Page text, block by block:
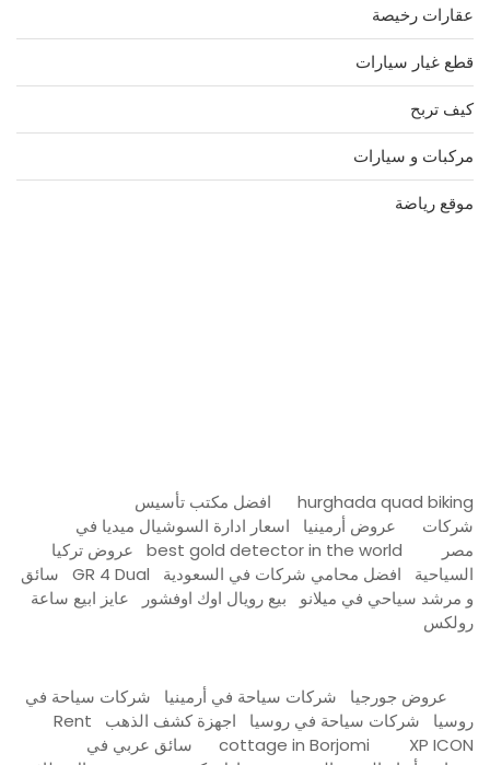
عقارات رخيصة
قطع غيار سيارات
كيف تربح
مركبات و سيارات
موقع رياضة
hurghada quad biking
افضل مكتب تأسيس
شركات
عروض أرمينيا
اسعار ادارة السوشيال ميديا في
مصر
best gold detector in the world
عروض تركيا
السياحية
افضل محامي شركات في السعودية GR 4 Dual
سائق
و مرشد سياحي في ميلانو
بيع رويال اوك اوفشور
عايز ابيع ساعة
رولكس
عروض جورجيا شركات سياحة في أرمينيا
شركات سياحة في
روسيا
شركات سياحة في روسيا اجهزة كشف الذهب
Rent
cottage in Borjomi
XP ICON
سائق عربي في